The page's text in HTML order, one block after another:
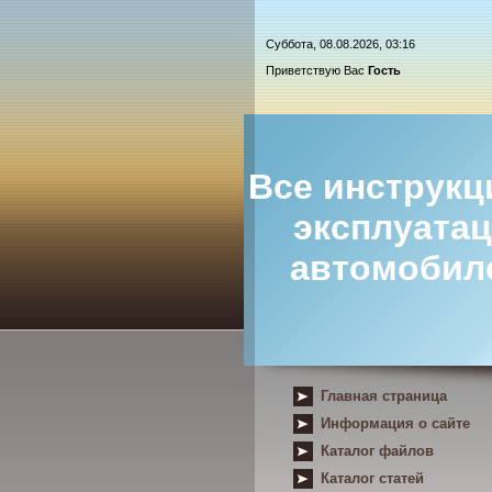
Суббота, 08.08.2026, 03:16
Приветствую Вас Гость
Все
Главная страница
Информация о сайте
Каталог файлов
Каталог статей